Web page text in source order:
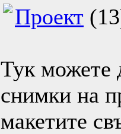
Проект
Тук можете
снимки на
макетите